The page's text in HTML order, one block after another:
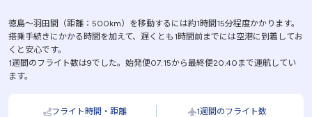
徳島〜羽田間（距離：500km）を移動するには約1時間15分程度かかります。
搭乗手続きにかかる時間を加えて、遅くとも1時間前までには空港に到着してお
くと安心です。
1週間のフライト数は9でした。始発便07:15から最終便20:40まで運航してい
ます。
フライト時間・距離 1週間のフライト数